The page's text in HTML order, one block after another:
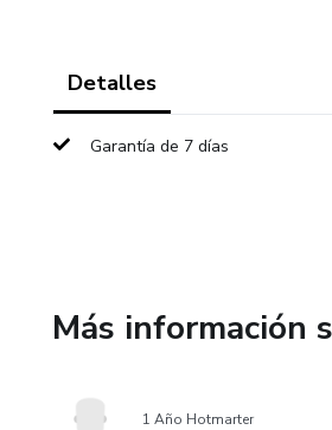
Detalles
Garantía de 7 días
Más información
1 Año Hotmarter